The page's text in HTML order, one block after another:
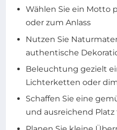
Wählen Sie ein Motto
oder zum Anlass
Nutzen Sie
authentische
Beleuchtung gezielt
Lichterketten oder
Schaffen Sie eine
und ausreichend Platz